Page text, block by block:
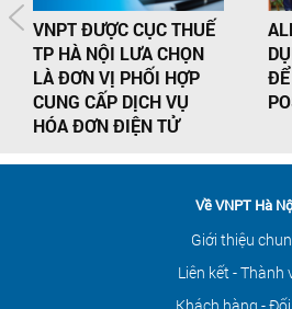
VNPT ĐƯỢC CỤC THUẾ
TP HÀ NỘI LƯA CHỌN
LÀ ĐƠN VỊ PHỐI HỢP
CUNG CẤP DỊCH VỤ
HÓA ĐƠN ĐIỆN TỬ
ĐỂ
Về VNPT Hà
Giới thiệu
Liên kết - Thành